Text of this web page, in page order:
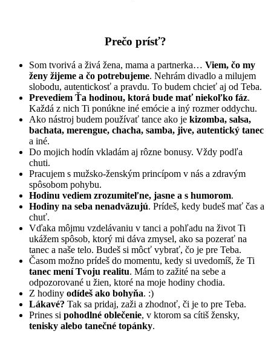
Prečo prísť?
Som tvorivá a živá žena, mama a partnerka… Viem, čo my
ženy žijeme a čo potrebujeme. Nehrám divadlo a milujem
slobodu, autentickosť a pravdu. To budem chcieť aj od Teba.
Prevediem Ťa hodinou, ktorá bude mať niekoľko fáz.
Každá z nich Ti ponúkne iné emócie a iný rozmer oddychu.
Ako nástroj budem používať tance ako je kizomba, salsa,
bachata, merengue, chacha, samba, jive, autentický tanec
a iné.
Do mojich hodín vkladám aj rôzne bonusy. Vždy podľa
chuti.
Pracujem s mužsko-ženským princípom v nás a zdravým
spôsobom pohybu.
Hodinu vediem zrozumiteľne, jasne a s humorom.
Hodiny na seba nenadväzujú. Prídeš, kedy budeš mať čas a
chuť.
Vďaka môjmu vzdelávaniu v tanci a pohľadu na život Ti
ukážem spôsob, ktorý mi dáva zmysel, ako sa pozerať na
tanec a naše telo. Budeš si môcť vybrať, čo je pre Teba.
Časom možno prídeš do momentu, kedy si uvedomíš, že Ti
tanec mení Tvoju realitu. Mám to zažité na sebe a
odpozorované u žien, ktoré na moje hodiny chodia.
Z hodiny odídeš ako bohyňa. :)
Lákavé? Tak sa pridaj, zaži a zhodnoť, či je to pre Teba.
Prines si pohodlné oblečenie, v ktorom sa cítiš žensky,
tenisky alebo tanečné topánky.